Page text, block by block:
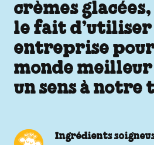
crèmes glacées,
le fait
entreprise
monde
un sens à notre
Ingrédients